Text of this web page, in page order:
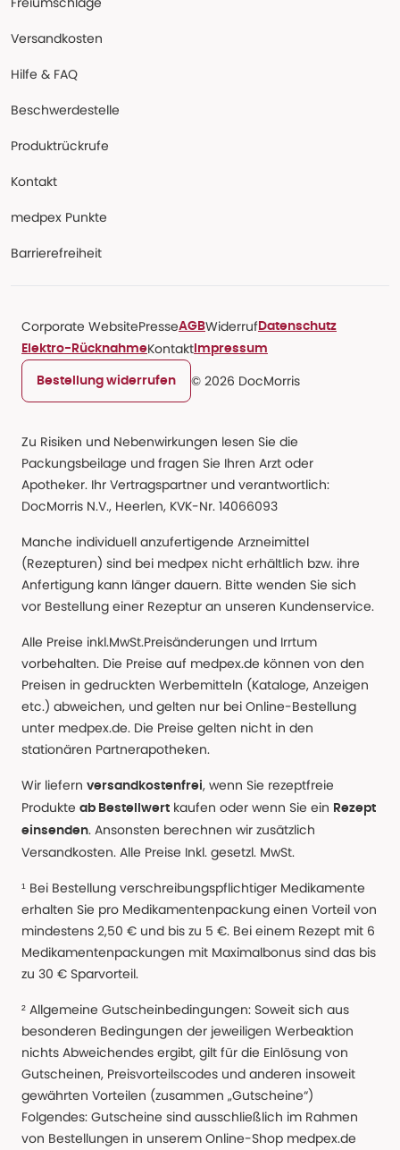
Versandkosten
Hilfe & FAQ
Beschwerdestelle
Produktrückrufe
Kontakt
medpex Punkte
Barrierefreiheit
Corporate WebsitePresseAGBWiderruf Datenschutz
Elektro-RücknahmeKontakt Impressum
Bestellung widerrufen © 2026 DocMorris
Zu Risiken und Nebenwirkungen lesen Sie die
Packungsbeilage und fragen Sie Ihren Arzt oder
Apotheker. Ihr Vertragspartner und verantwortlich:
DocMorris N.V., Heerlen, KVK-Nr. 14066093
Manche individuell anzufertigende Arzneimittel
(Rezepturen) sind bei medpex nicht erhältlich bzw. ihre
Anfertigung kann länger dauern. Bitte wenden Sie sich
vor Bestellung einer Rezeptur an unseren Kundenservice.
Alle Preise inkl.MwSt.Preisänderungen und Irrtum
vorbehalten. Die Preise auf medpex.de können von den
Preisen in gedruckten Werbemitteln (Kataloge, Anzeigen
etc.) abweichen, und gelten nur bei Online-Bestellung
unter medpex.de. Die Preise gelten nicht in den
stationären Partnerapotheken.
Wir liefern versandkostenfrei, wenn Sie rezeptfreie
Produkte ab Bestellwert kaufen oder wenn Sie ein Rezept
einsenden. Ansonsten berechnen wir zusätzlich
Versandkosten. Alle Preise Inkl. gesetzl. MwSt.
¹ Bei Bestellung verschreibungspflichtiger Medikamente
erhalten Sie pro Medikamentenpackung einen Vorteil von
mindestens 2,50 € und bis zu 5 €. Bei einem Rezept mit 6
Medikamentenpackungen mit Maximalbonus sind das bis
zu 30 € Sparvorteil.
² Allgemeine Gutscheinbedingungen: Soweit sich aus
besonderen Bedingungen der jeweiligen Werbeaktion
nichts Abweichendes ergibt, gilt für die Einlösung von
Gutscheinen, Preisvorteilscodes und anderen insoweit
gewährten Vorteilen (zusammen „Gutscheine“)
Folgendes: Gutscheine sind ausschließlich im Rahmen
von Bestellungen in unserem Online-Shop medpex.de